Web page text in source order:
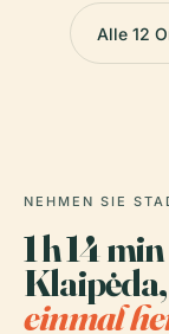
Alle 12
NEHMEN SIE
1 h 14
Klaipėda,
einmal